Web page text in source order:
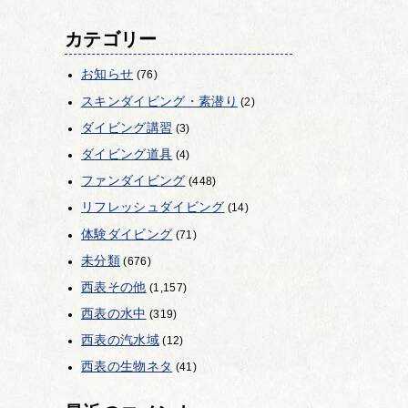
カテゴリー
お知らせ (76)
スキンダイビング・素潜り (2)
ダイビング講習 (3)
ダイビング道具 (4)
ファンダイビング (448)
リフレッシュダイビング (14)
体験ダイビング (71)
未分類(676)
西表その他 (1,157)
西表の水中 (319)
西表の汽水域(12)
西表の生物ネタ (41)